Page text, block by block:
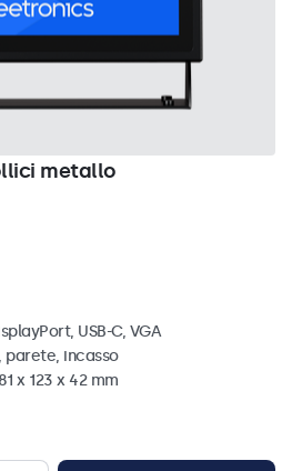
metallo
USB-C, VGA
parete, incasso
x 123 x 42 mm